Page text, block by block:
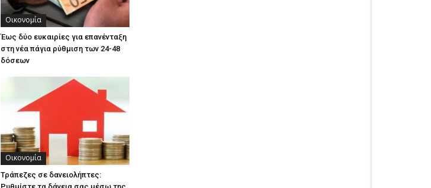
Οικονομία
Έως δύο ευκαιρίες για επανένταξη
στη νέα πάγια ρύθμιση των 24-48
δόσεων
Οικονομία
Τράπεζες σε δανειολήπτες: